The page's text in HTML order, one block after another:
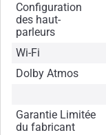
Configuration
des haut-
parleurs
Wi-Fi
Dolby Atmos
Garantie Limitée
du fabricant